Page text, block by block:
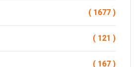
( 1677 )
( 121 )
( 167 )